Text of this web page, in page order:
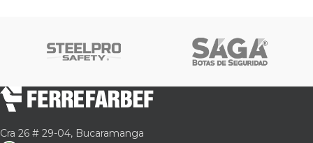
Cra 26 # 29-04, Bucaramanga